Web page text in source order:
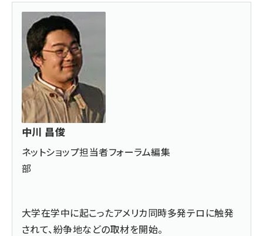
中川 昌俊
ネットショップ担当者フォーラム編集
部
大学在学中に起こったアメリカ同時多発テロに触発
されて、紛争地などの取材を開始。